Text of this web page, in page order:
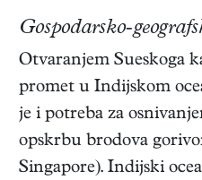
Gospodarsko-
Otvaranjem Sueskoga
promet u Indijskom
je i potreba za
opskrbu brodova
Singapore). Indijski